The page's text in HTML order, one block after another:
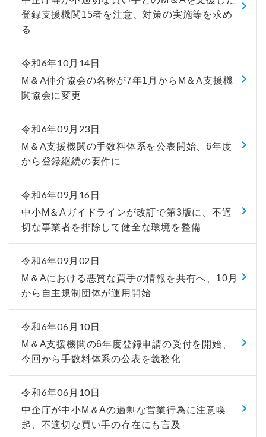
登録支援機関15者を注意、対策の実施等を求め
る
令和6年10月14日
M＆A仲介協会の名称が7年1月からM＆A支援機
関協会に変更
令和6年09月23日
M＆A支援機関の手数料体系を公表開始、6年度
から登録継続の要件に
令和6年09月16日
中小M＆Aガイドラインが改訂で第3版に、不適
切な事業者を排除して健全な環境を整備
令和6年09月02日
M＆Aにおける悪質な買手の情報を共有へ、10月
から自主規制団体が運用開始
令和6年06月10日
M＆A支援機関の6年度登録申請の受付を開始、
今回から手数料体系の公表を義務化
令和6年06月10日
中企庁が中小М＆Aの過剰な営業行為に注意喚
起、不適切な買い手の存在にも言及